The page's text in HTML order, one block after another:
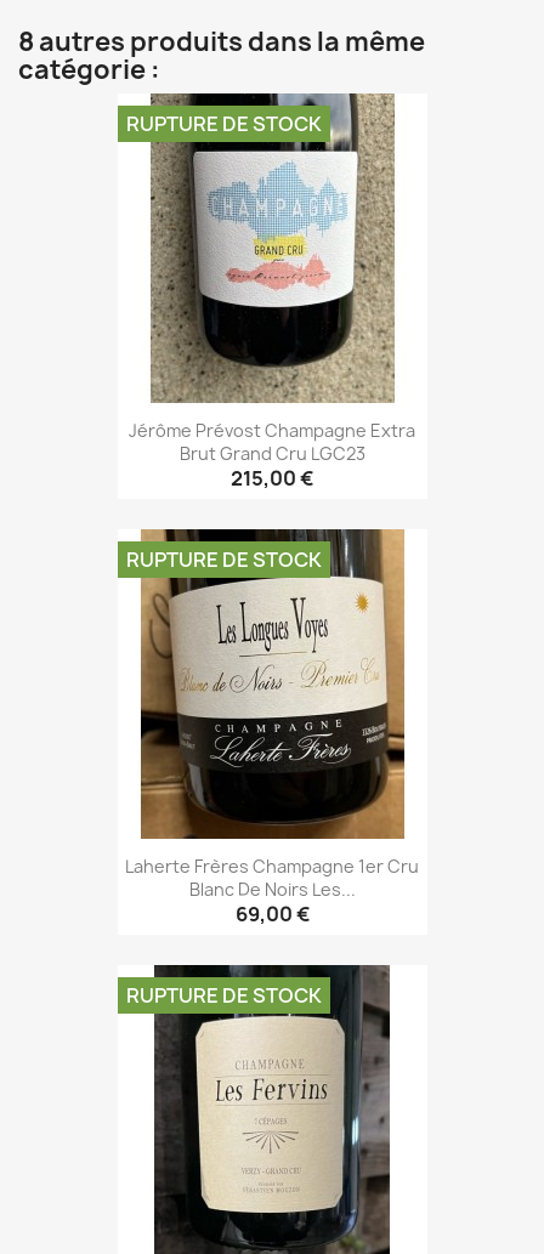
8 autres produits dans la même
catégorie :
Jérôme Prévost Champagne Extra
Brut Grand Cru LGC23
215,00 €
RUPTURE DE STOCK
Laherte Frères Champagne 1er Cru
Blanc De Noirs Les...
69,00 €
RUPTURE DE STOCK
RUPTURE DE STOCK